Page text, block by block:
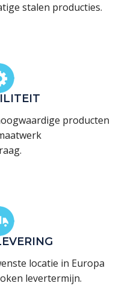
stalen producties.
producten
locatie in Europa
levertermijn.